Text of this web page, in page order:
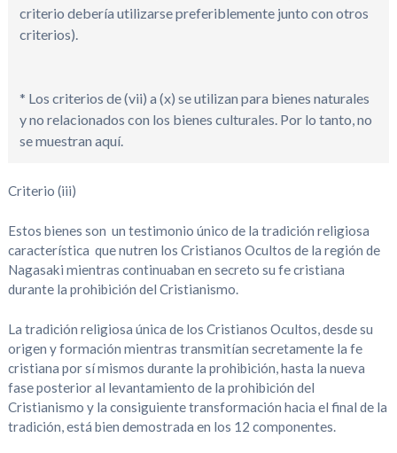
criterio debería utilizarse preferiblemente junto con otros
criterios).
* Los criterios de (vii) a (x) se utilizan para bienes naturales
y no relacionados con los bienes culturales. Por lo tanto, no
se muestran aquí.
Criterio (iii)
Estos bienes son un testimonio único de la tradición religiosa
característica que nutren los Cristianos Ocultos de la región de
Nagasaki mientras continuaban en secreto su fe cristiana
durante la prohibición del Cristianismo.
La tradición religiosa única de los Cristianos Ocultos, desde su
origen y formación mientras transmitían secretamente la fe
cristiana por sí mismos durante la prohibición, hasta la nueva
fase posterior al levantamiento de la prohibición del
Cristianismo y la consiguiente transformación hacia el final de la
tradición, está bien demostrada en los 12 componentes.